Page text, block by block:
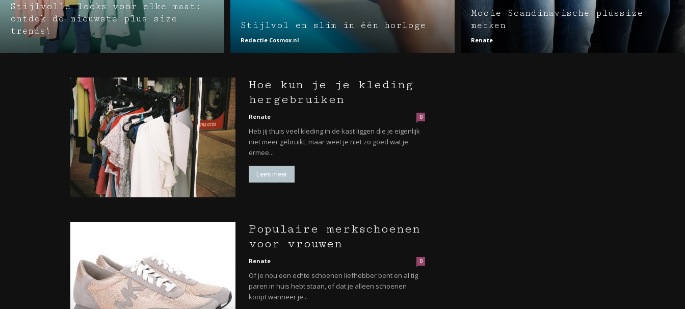
Stijlvolle looks voor elke maat:
ontdek de nieuwste plus size
trends!
Stijlvol en slim in één horloge
Redactie Cosmox.nl
Mooie Scandinavische plussize
merken
Renate
Hoe kun je je kleding
hergebruiken
Renate 0
Heb jij thuis veel kleding in de kast liggen die je eigenlijk
niet meer gebruikt, maar weet je niet zo goed wat je
ermee...
Lees meer
Populaire merkschoenen
voor vrouwen
Renate 0
Of je nou een echte schoenen liefhebber bent en al tig
paren in huis hebt staan, of dat je alleen schoenen
koopt wanneer je...